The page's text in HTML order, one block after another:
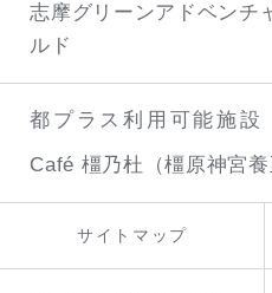
志摩グリーンアドベンチ
ルド
都プラス利用可能施設
Café 橿乃杜（橿原神宮養
サイトマップ